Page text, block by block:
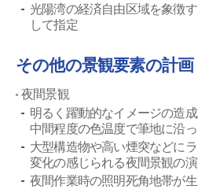
光陽湾の経済自由区域を象徴
して指定
その他の景観要素の計画
夜間景観
明るく躍動的なイメージの造成
中間程度の色温度で筆地に沿
大型構造物や高い煙突などに
変化の感じられる夜間景観の
夜間作業時の照明死角地帯が